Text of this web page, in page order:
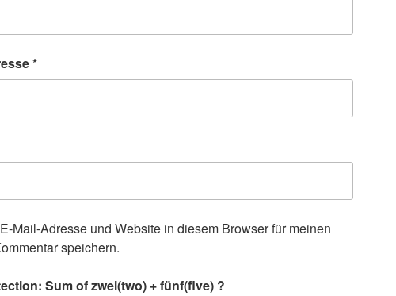
*
Mail-Adresse und Website in diesem Browser für meinen
speichern.
Sum of zwei(two) + fünf(five) ?